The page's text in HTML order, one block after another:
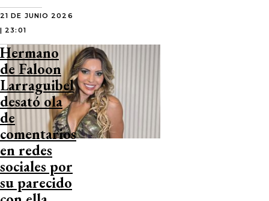
21 DE JUNIO 2026
| 23:01
Hermano
de Faloon
Larraguibel
desató ola
de
comentarios
en redes
sociales por
su parecido